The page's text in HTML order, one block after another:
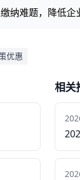
难题，降低
优惠
相关